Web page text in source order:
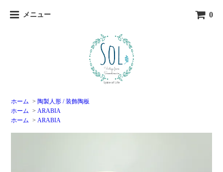
メニュー 0
ホーム >陶製人形 / 装飾陶板
ホーム > ARABIA
ホーム > ARABIA